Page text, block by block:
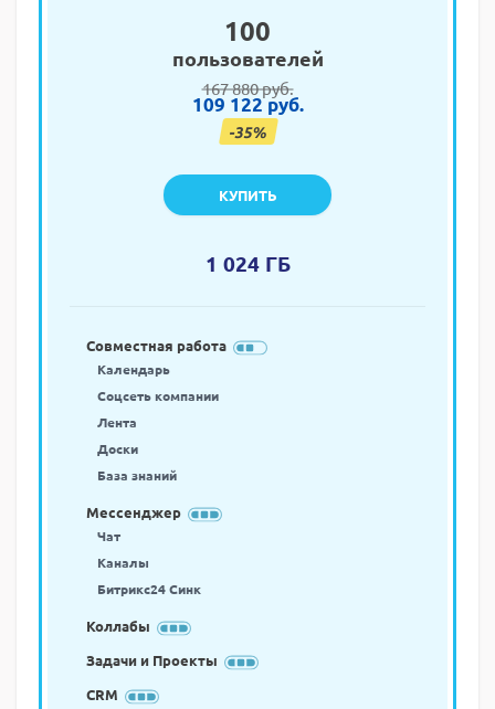
100
пользователей
167 880 руб.
109 122 руб.
-35%
КУПИТЬ
1 024 ГБ
Совместная работа
Календарь
Соцсеть компании
Лента
Доски
База знаний
Мессенджер
Чат
Каналы
Битрикс24 Синк
Коллабы
Задачи и Проекты
CRM